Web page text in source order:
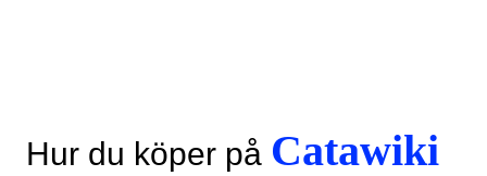
Hur du köper på Catawiki